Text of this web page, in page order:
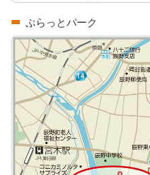
ぷらっとパーク